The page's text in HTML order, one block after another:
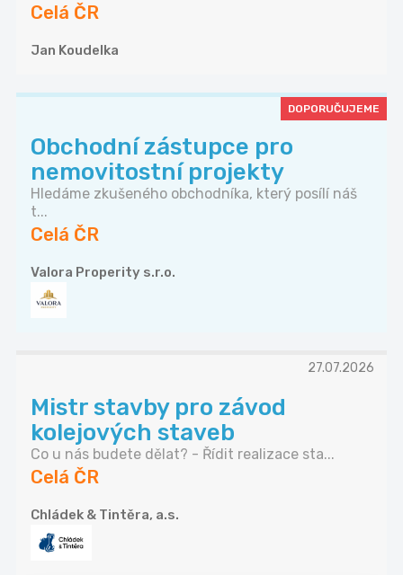
Celá ČR
Jan Koudelka
DOPORUČUJEME
Obchodní zástupce pro
nemovitostní projekty
Hledáme zkušeného obchodníka, který posílí náš
t...
Celá ČR
Valora Properity s.r.o.
27.07.2026
Mistr stavby pro závod
kolejových staveb
Co u nás budete dělat? - Řídit realizace sta...
Celá ČR
Chládek & Tintěra, a.s.